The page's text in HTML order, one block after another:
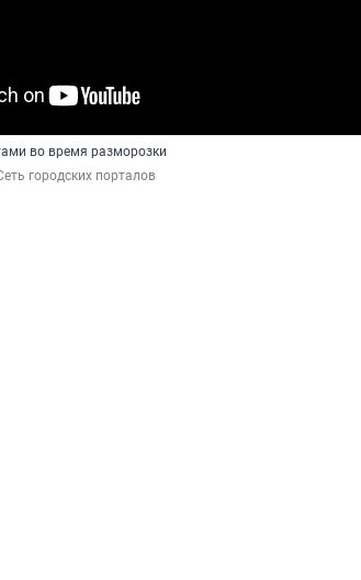
во время разморозки
городских порталов